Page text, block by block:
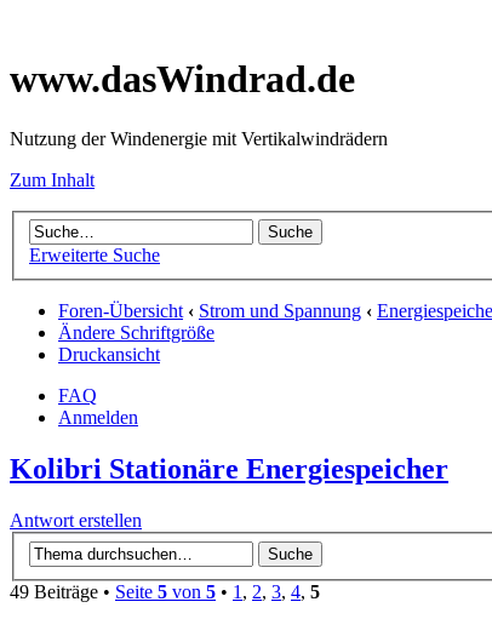
www.dasWindrad.de
Nutzung der Windenergie mit Vertikalwindrädern
Zum Inhalt
Erweiterte Suche
Foren-Übersicht ‹ Strom und Spannung ‹
Ändere Schriftgröße
Druckansicht
FAQ
Anmelden
Kolibri Stationäre Energiespeicher
Antwort erstellen
49 Beiträge • Seite 5 von 5 • 1 , 2, 3, 4, 5